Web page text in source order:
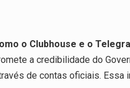
o Clubhouse e o
a credibilidade do
de contas oficiais. Essa